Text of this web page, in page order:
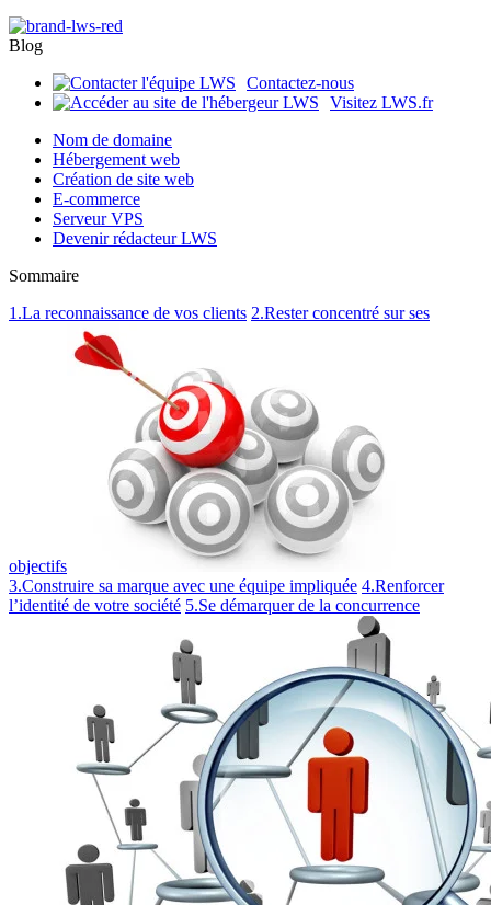
Blog
Contactez-nous
Visitez LWS.fr
Nom de domaine
Hébergement web
Création de site web
E-commerce
Serveur VPS
Devenir rédacteur LWS
Sommaire
1.La reconnaissance de vos clients 2.Rester concentré sur ses
objectifs
3.Construire sa marque avec une équipe impliquée 4.Renforcer
l’identité de votre société 5.Se démarquer de la concurrence